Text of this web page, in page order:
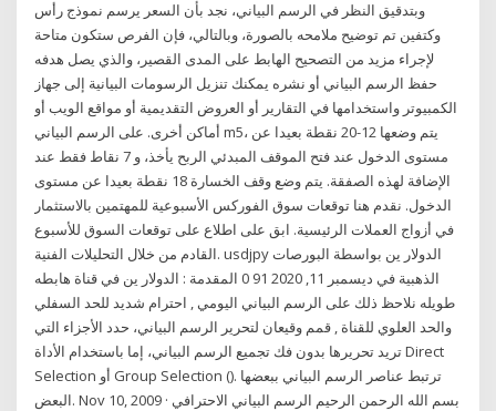
وبتدقيق النظر في الرسم البياني، نجد بأن السعر يرسم نموذج رأس
وكتفين تم توضيح ملامحه بالصورة، وبالتالي، فإن الفرص ستكون متاحة
لإجراء مزيد من التصحيح الهابط على المدى القصير، والذي يصل هدفه
حفظ الرسم البياني أو نشره يمكنك تنزيل الرسومات البيانية إلى جهاز
الكمبيوتر واستخدامها في التقارير أو العروض التقديمية أو مواقع الويب أو
أماكن أخرى. على الرسم البياني m5، يتم وضعها 12-20 نقطة بعيدا عن
مستوى الدخول عند فتح الموقف المبدئي الربح يأخذ، و 7 نقاط فقط عند
الإضافة لهذه الصفقة. يتم وضع وقف الخسارة 18 نقطة بعيدا عن مستوى
الدخول. نقدم هنا توقعات سوق الفوركس الأسبوعية للمهتمين بالاستثمار
في أزواج العملات الرئيسية. ابق على اطلاع على توقعات السوق للأسبوع
القادم من خلال التحليلات الفنية. usdjpy الدولار ين بواسطة البورصات
الذهبية في ديسمبر 11, 2020 91 0 المقدمة : الدولار ين في قناة هابطه
طويله نلاحظ ذلك على الرسم البياني اليومي , احترام شديد للحد السفلي
والحد العلوي للقناة , قمم وقيعان لتحرير الرسم البياني، حدد الأجزاء التي
تريد تحريرها بدون فك تجميع الرسم البياني، إما باستخدام الأداة Direct
Selection أو Group Selection (). ترتبط عناصر الرسم البياني ببعضها
البعض. Nov 10, 2009 · بسم الله الرحمن الرحيم الرسم البياني الاحترافي